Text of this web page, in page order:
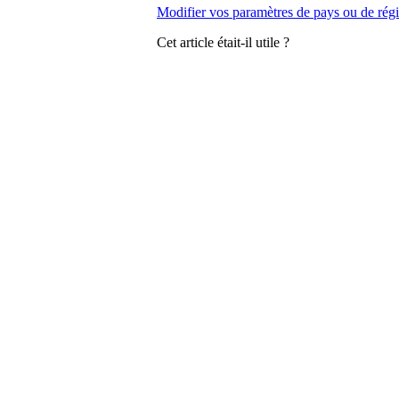
Modifier vos paramètres de pays ou de
Cet article était-il utile ?